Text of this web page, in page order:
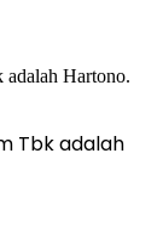
Tbk adalah